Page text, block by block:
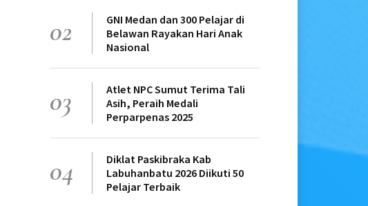
02
GNI Medan dan 300 Pelajar di
Belawan Rayakan Hari Anak
Nasional
03
Atlet NPC Sumut Terima Tali
Asih, Peraih Medali
Perparpenas 2025
04
Diklat Paskibraka Kab
Labuhanbatu 2026 Diikuti 50
Pelajar Terbaik